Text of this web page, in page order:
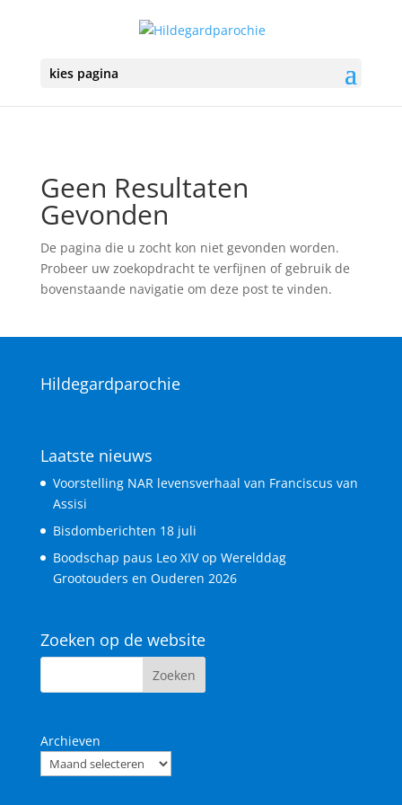
kies pagina
Geen Resultaten
Gevonden
De pagina die u zocht kon niet gevonden worden.
Probeer uw zoekopdracht te verfijnen of gebruik de
bovenstaande navigatie om deze post te vinden.
Hildegardparochie
Laatste nieuws
Voorstelling NAR levensverhaal van Franciscus van
Assisi
Bisdomberichten 18 juli
Boodschap paus Leo XIV op Werelddag
Grootouders en Ouderen 2026
Zoeken op de website
Archieven